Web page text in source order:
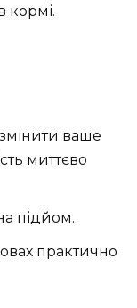
кормі.
ваше
миттєво
підйом.
практично